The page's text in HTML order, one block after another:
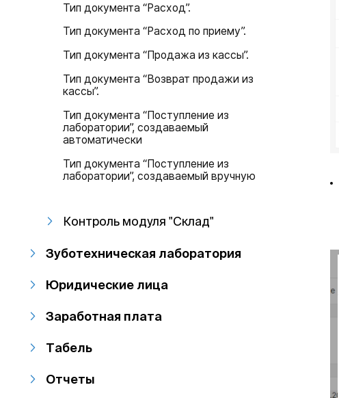
Тип документа “Расход”.
Тип документа “Расход по приему”.
Тип документа “Продажа из кассы”.
Тип документа “Возврат продажи из
кассы”.
Тип документа “Поступление из
лаборатории”, создаваемый
автоматически
Тип документа “Поступление из
лаборатории”, создаваемый вручную
Контроль модуля "Склад"
Зуботехническая лаборатория
Юридические лица
Заработная плата
Табель
Отчеты